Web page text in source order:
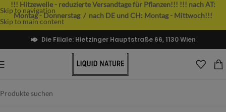
Skip to navigation
Skip to main content
!!! Hitzewelle - reduzierte Versandtage für Pflanzen!!! !!! nach AT:
Montag - Donnerstag / nach DE und CH: Montag - Mittwoch!!!
Die Filiale: Hietzinger Hauptstraße 66, 1130 Wien